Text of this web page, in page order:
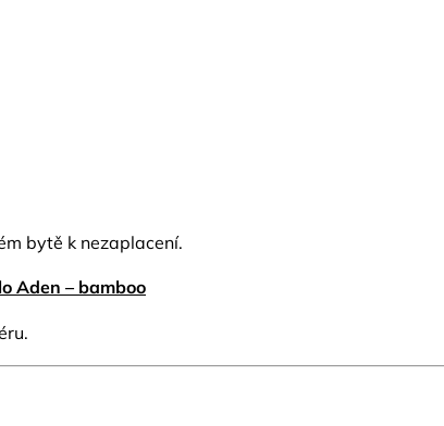
bytě k nezaplacení.
Aden – bamboo